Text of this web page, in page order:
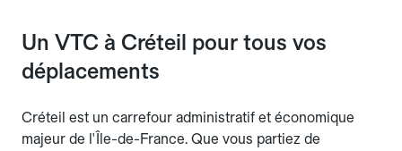
Un VTC à Créteil pour tous vos
déplacements
Créteil est un carrefour administratif et économique
majeur de l'Île-de-France. Que vous partiez de